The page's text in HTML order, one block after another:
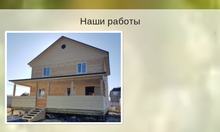
Наши работы